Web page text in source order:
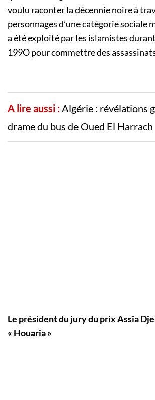
voulu raconter la décennie noire à
personnages d’une catégorie sociale
a été exploité par les islamistes
199O pour commettre des
A lire aussi : Algérie : révélations
drame du bus de Oued El Harrach
Le président du jury du prix Assia
« Houaria »